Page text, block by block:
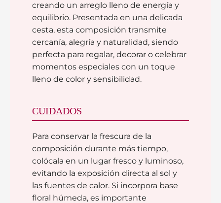
creando un arreglo lleno de energía y
equilibrio. Presentada en una delicada
cesta, esta composición transmite
cercanía, alegría y naturalidad, siendo
perfecta para regalar, decorar o celebrar
momentos especiales con un toque
lleno de color y sensibilidad.
CUIDADOS
Para conservar la frescura de la
composición durante más tiempo,
colócala en un lugar fresco y luminoso,
evitando la exposición directa al sol y
las fuentes de calor. Si incorpora base
floral húmeda, es importante